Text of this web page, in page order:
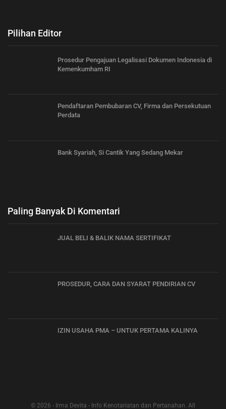
Pilihan Editor
Prosedur Pengajuan Legalisasi Dokumen Indonesia di
Kemenkumham RI
Pendaftaran Pembubaran CV, Firma dan Persekutuan
Perdata
Bank Syariah, Si Cantik Yang Sedang Mekar
Paling Banyak Di Komentari
JUAL BELI & BALIK NAMA SERTIFIKAT
PROSEDUR, CARA DAN SYARAT PENDIRIAN CV
IZIN USAHA PMA – UNTUK PERTAMA KALINYA
© 2026 - Irma Devita - Info Kenotariatan dan Pertanahan. All